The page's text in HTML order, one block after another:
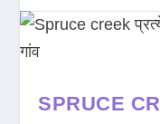
SPRUCE